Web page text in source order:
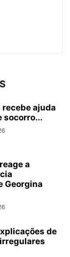
ajuda
socorro...
a
Georgina
de